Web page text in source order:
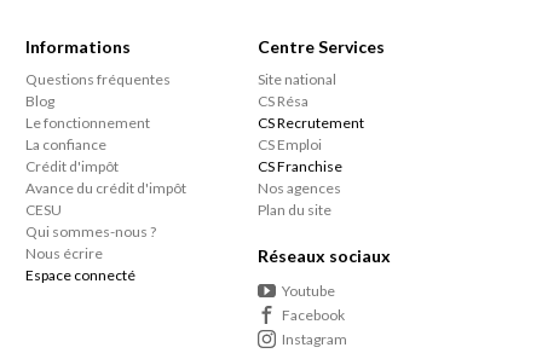
Informations
Questions fréquentes
Blog
Le fonctionnement
La confiance
Crédit d'impôt
Avance du crédit d'impôt
CESU
Qui sommes-nous ?
Nous écrire
Espace connecté
Centre Services
Site national
CS Résa
CS Recrutement
CS Emploi
CS Franchise
Nos agences
Plan du site
Réseaux sociaux
Youtube
Facebook
Instagram